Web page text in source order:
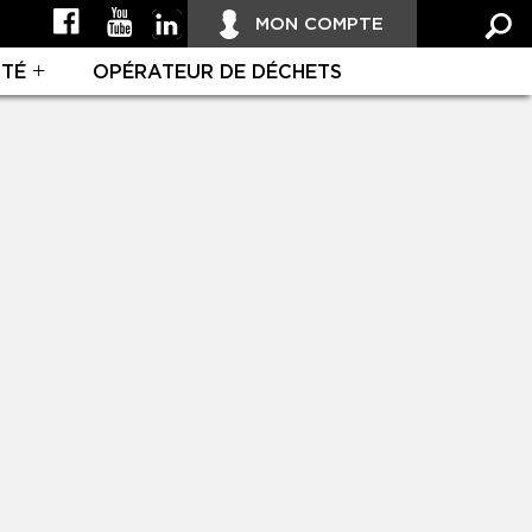
MON COMPTE
OPÉRATEUR DE DÉCHETS